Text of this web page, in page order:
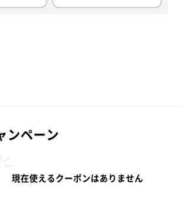
ンペーン
現在使えるクーポンはありません